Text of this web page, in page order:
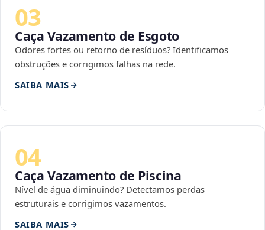
03
Caça Vazamento de Esgoto
Odores fortes ou retorno de resíduos? Identificamos
obstruções e corrigimos falhas na rede.
SAIBA MAIS
04
Caça Vazamento de Piscina
Nível de água diminuindo? Detectamos perdas
estruturais e corrigimos vazamentos.
SAIBA MAIS